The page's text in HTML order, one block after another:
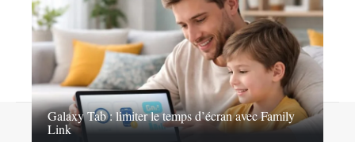
Galaxy Tab : limiter le temps d’écran avec Family
Link
Contact Mentions légales Sitemap